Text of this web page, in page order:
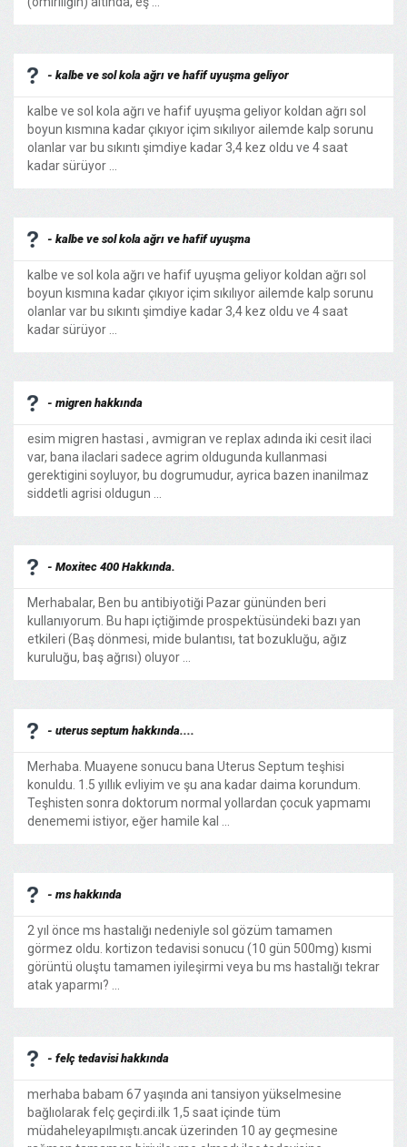
- kalbe ve sol kola ağrı ve hafif uyuşma geliyor
kalbe ve sol kola ağrı ve hafif uyuşma geliyor koldan ağrı sol
boyun kısmına kadar çıkıyor içim sıkılıyor ailemde kalp sorunu
olanlar var bu sıkıntı şimdiye kadar 3,4 kez oldu ve 4 saat
kadar sürüyor ...
- kalbe ve sol kola ağrı ve hafif uyuşma
kalbe ve sol kola ağrı ve hafif uyuşma geliyor koldan ağrı sol
boyun kısmına kadar çıkıyor içim sıkılıyor ailemde kalp sorunu
olanlar var bu sıkıntı şimdiye kadar 3,4 kez oldu ve 4 saat
kadar sürüyor ...
- migren hakkında
esim migren hastasi , avmigran ve replax adında iki cesit ilaci
var, bana ilaclari sadece agrim oldugunda kullanmasi
gerektigini soyluyor, bu dogrumudur, ayrica bazen inanilmaz
siddetli agrisi oldugun ...
- Moxitec 400 Hakkında.
Merhabalar, Ben bu antibiyotiği Pazar gününden beri
kullanıyorum. Bu hapı içtiğimde prospektüsündeki bazı yan
etkileri (Baş dönmesi, mide bulantısı, tat bozukluğu, ağız
kuruluğu, baş ağrısı) oluyor ...
- uterus septum hakkında....
Merhaba. Muayene sonucu bana Uterus Septum teşhisi
konuldu. 1.5 yıllık evliyim ve şu ana kadar daima korundum.
Teşhisten sonra doktorum normal yollardan çocuk yapmamı
denememi istiyor, eğer hamile kal ...
- ms hakkında
2 yıl önce ms hastalığı nedeniyle sol gözüm tamamen
görmez oldu. kortizon tedavisi sonucu (10 gün 500mg) kısmi
görüntü oluştu tamamen iyileşirmi veya bu ms hastalığı tekrar
atak yaparmı? ...
- felç tedavisi hakkında
merhaba babam 67 yaşında ani tansiyon yükselmesine
bağlıolarak felç geçirdi.ilk 1,5 saat içinde tüm
müdaheleyapılmıştı.ancak üzerinden 10 ay geçmesine